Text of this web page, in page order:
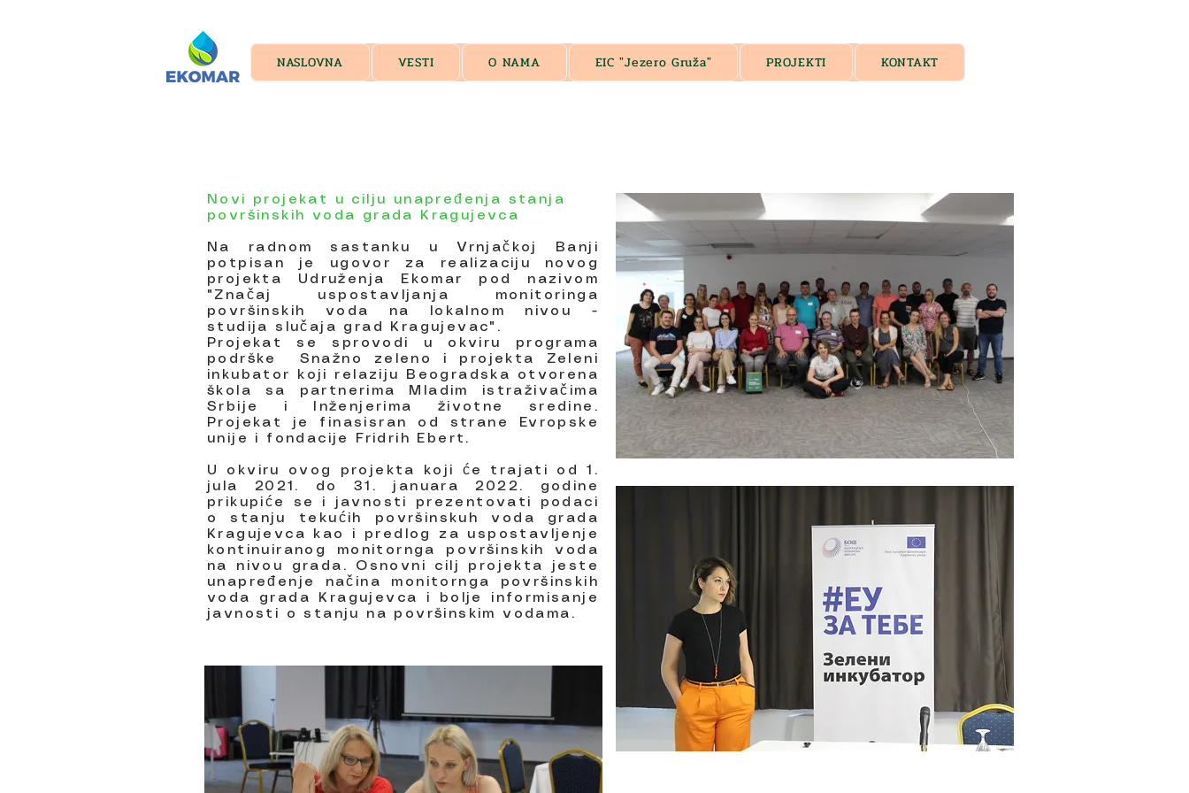
NASLOVNA VESTI O NAMA EIC "Jezero Gruža" PROJEKTI KONTAKT
Novi projekat u cilju unapređenja stanja
površinskih voda grada Kragujevca
Na radnom sastanku u Vrnjačkoj Banji
potpisan je ugovor za realizaciju novog
projekta Udruženja Ekomar pod nazivom
"Značaj uspostavljanja monitoringa
površinskih voda na lokalnom nivou -
studija slučaja grad Kragujevac".
Projekat se sprovodi u okviru programa
podrške Snažno zeleno i projekta Zeleni
inkubator koji relaziju Beogradska otvorena
škola sa partnerima Mladim istraživačima
Srbije i Inženjerima životne sredine.
Projekat je finasisran od strane Evropske
unije i fondacije Fridrih Ebert.
U okviru ovog projekta koji će trajati od 1.
jula 2021. do 31. januara 2022. godine
prikupiće se i javnosti prezentovati podaci
o stanju tekućih površinskuh voda grada
Kragujevca kao i predlog za uspostavljenje
kontinuiranog monitornga površinskih voda
na nivou grada. Osnovni cilj projekta jeste
unapređenje načina monitornga površinskih
voda grada Kragujevca i bolje informisanje
javnosti o stanju na površinskim vodama.